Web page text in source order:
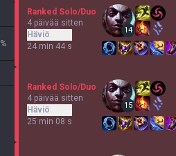
%
Ranked Solo/Duo
4 päivää sitten
Häviö
24 min 44 s
14
Ranked Solo/Duo
4 päivää sitten
Häviö
25 min 08 s
15